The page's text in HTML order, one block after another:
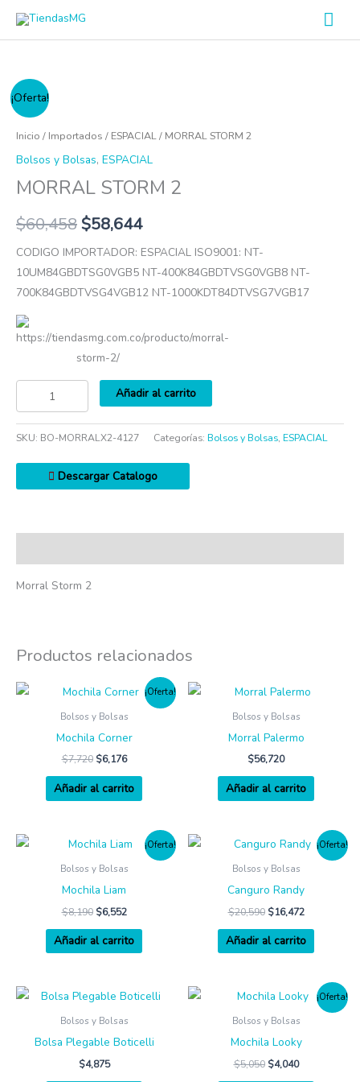
¡Oferta!
Inicio / Importados / ESPACIAL/ MORRAL STORM 2
Bolsos y Bolsas, ESPACIAL
MORRAL STORM 2
$60,458$58,644
CODIGO IMPORTADOR: ESPACIAL ISO9001: NT-
10UM84GBDTSG0VGB5 NT-400K84GBDTVSG0VGB8 NT-
700K84GBDTVSG4VGB12 NT-1000KDT84DTVSG7VGB17
https://tiendasmg.com.co/producto/morral-
storm-2/
MORRAL
STORM
2
cantidad
Añadir al carrito
SKU: BO-MORRALX2-4127 Categorías: Bolsos y Bolsas, ESPACIAL
Descargar Catalogo
Morral Storm 2
Productos relacionados
¡Oferta!
Bolsos y Bolsas
Mochila Corner
$7,720 $6,176
Añadir al carrito
Bolsos y Bolsas
Morral Palermo
$56,720
Añadir al carrito
¡Oferta!
Bolsos y Bolsas
Mochila Liam
$8,190 $6,552
Añadir al carrito
¡Oferta!
Bolsos y Bolsas
Canguro Randy
$20,590 $16,472
Añadir al carrito
Bolsos y Bolsas
Bolsa Plegable Boticelli
$4,875
¡Oferta!
Bolsos y Bolsas
Mochila Looky
$5,050 $4,040